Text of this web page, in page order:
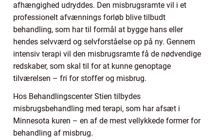
afhængighed udryddes. Den misbrugsramte vil i et
professionelt afvænnings forløb blive tilbudt
behandling, som har til formål at bygge hans eller
hendes selvværd og selvforståelse op på ny. Gennem
intensiv terapi vil den misbrugsramte få de nødvendige
redskaber, som skal til for at kunne genoptage
tilværelsen – fri for stoffer og misbrug.
Hos Behandlingscenter Stien tilbydes
misbrugsbehandling med terapi, som har afsæt i
Minnesota kuren – en af de mest vellykkede former for
behandling af misbrug.